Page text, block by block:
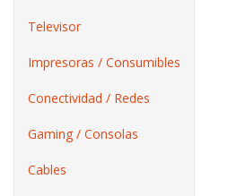
Televisor
Impresoras / Consumibles
Conectividad / Redes
Gaming / Consolas
Cables